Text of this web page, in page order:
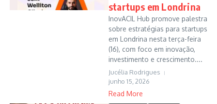
startups em Londrina
InovACIL Hub promove palestra
sobre estratégias para startups
em Londrina nesta terça-feira
(16), com foco em inovação,
investimento e crescimento....
Jucélia Rodrigues
junho 15, 2026
Read More